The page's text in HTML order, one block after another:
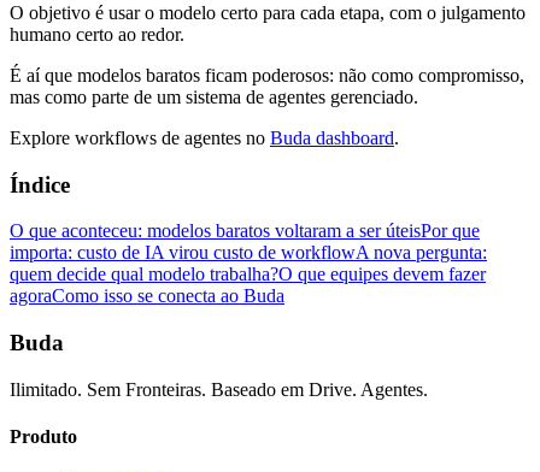
O objetivo é usar o modelo certo para cada etapa, com o julgamento
humano certo ao redor.
É aí que modelos baratos ficam poderosos: não como compromisso,
mas como parte de um sistema de agentes gerenciado.
Explore workflows de agentes no Buda dashboard.
Índice
O que aconteceu: modelos baratos voltaram a ser úteisPor que
importa: custo de IA virou custo de workflowA nova pergunta:
quem decide qual modelo trabalha?O que equipes devem fazer
agoraComo isso se conecta ao Buda
Buda
Ilimitado. Sem Fronteiras. Baseado em Drive. Agentes.
Produto